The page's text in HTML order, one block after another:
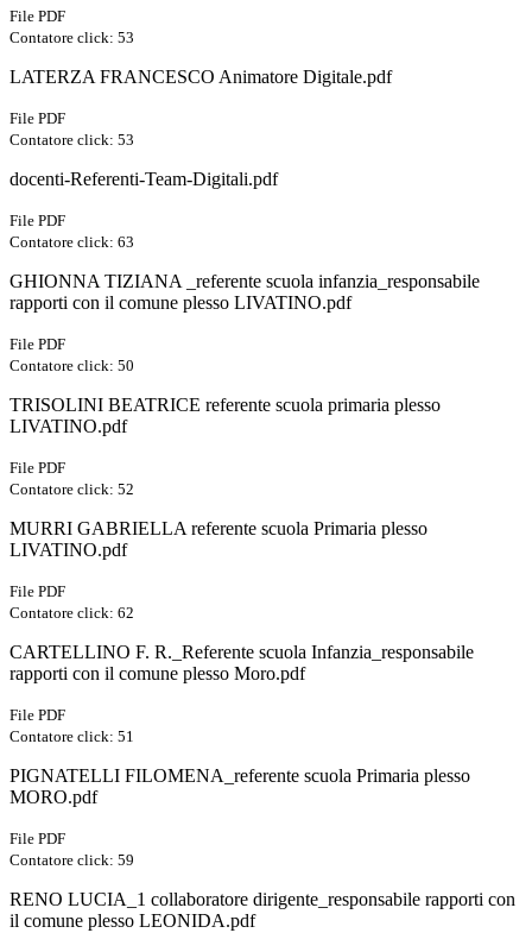
File PDF
Contatore click: 53
LATERZA FRANCESCO Animatore Digitale.pdf
File PDF
Contatore click: 53
docenti-Referenti-Team-Digitali.pdf
File PDF
Contatore click: 63
GHIONNA TIZIANA _referente scuola infanzia_responsabile
rapporti con il comune plesso LIVATINO.pdf
File PDF
Contatore click: 50
TRISOLINI BEATRICE referente scuola primaria plesso
LIVATINO.pdf
File PDF
Contatore click: 52
MURRI GABRIELLA referente scuola Primaria plesso
LIVATINO.pdf
File PDF
Contatore click: 62
CARTELLINO F. R._Referente scuola Infanzia_responsabile
rapporti con il comune plesso Moro.pdf
File PDF
Contatore click: 51
PIGNATELLI FILOMENA_referente scuola Primaria plesso
MORO.pdf
File PDF
Contatore click: 59
RENO LUCIA_1 collaboratore dirigente_responsabile rapporti con
il comune plesso LEONIDA.pdf